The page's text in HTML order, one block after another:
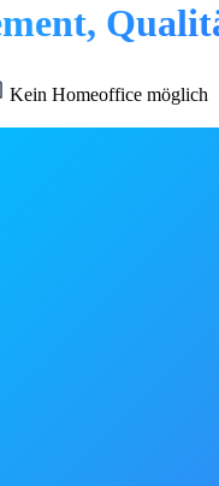
Kein Homeoffice möglich